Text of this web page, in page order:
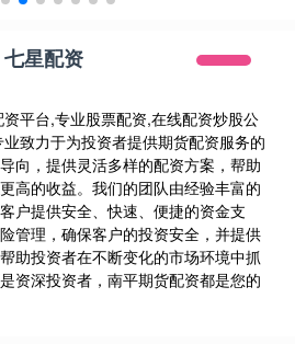
七星配资
平台,专业股票配资,在线配资炒股公
致力于为投资者提供期货配资服务的
向，提供灵活多样的配资方案，帮助
高的收益。我们的团队由经验丰富的
户提供安全、快速、便捷的资金支
管理，确保客户的投资安全，并提供
助投资者在不断变化的市场环境中抓
资深投资者，南平期货配资都是您的